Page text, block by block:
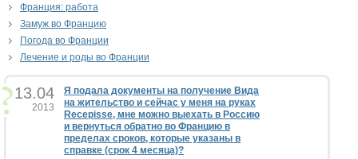
Франция: работа
Замуж во Францию
Погода во Франции
Лечение и роды во Франции
13.04
2013
Я подала документы на получение Вида
на жительство и сейчас у меня на руках
Recepisse, мне можно выехать в Россию
и вернуться обратно во Францию в
пределах сроков, которые указаны в
справке (срок 4 месяца)?